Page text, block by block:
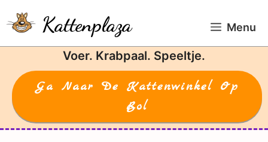
naar
de
Kattenplaza Menu
Voer. Krabpaal. Speeltje.
Ga Naar De Kattenwinkel Op
Bol